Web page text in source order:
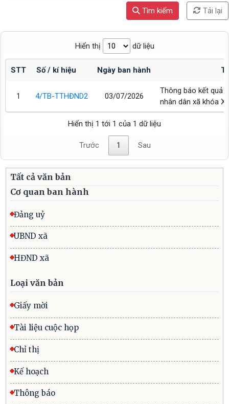
Tìm kiếm Tải lại
Hiển thị dữ liệu
STT Số / kí hiệu Ngày ban hành
1 4/TB-TTHĐND2 03/07/2026
Thông báo kết quả
nhân dân xã khóa
Hiển thị 1 tới 1 của 1 dữ liệu
Trước 1 Sau
Tất cả văn bản
Cơ quan ban hành
Đảng uỷ
UBND xã
HĐND xã
Loại văn bản
Giấy mời
Tài liệu cuộc họp
Chỉ thị
Kế hoạch
Thông báo